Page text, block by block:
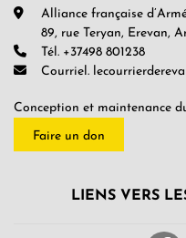
Alliance française
89, rue Teryan, Erevan,
Tél. +37498 801238
Courriel.
Conception et maintenance
Faire un don
LIENS VERS